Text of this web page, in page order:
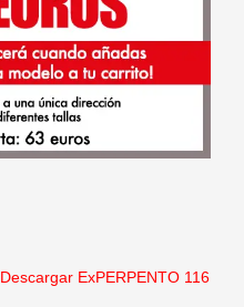
Descargar ExPERPENTO 116